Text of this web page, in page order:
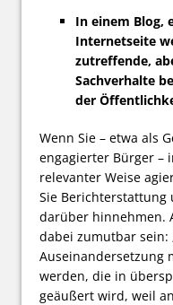
In einem Blog,
Internetseite
zutreffende,
Sachverhalte
der
Wenn Sie – etwa als
engagierter Bürger –
relevanter Weise
Sie Berichterstattung
darüber hinnehmen.
dabei zumutbar sein:
Auseinandersetzung
werden, die in
geäußert wird, weil